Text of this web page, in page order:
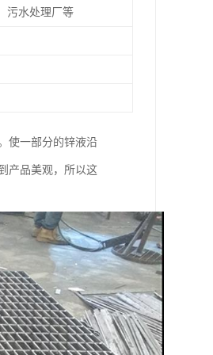
污水处理厂等
使一部分的锌液沿
产品美观，所以这